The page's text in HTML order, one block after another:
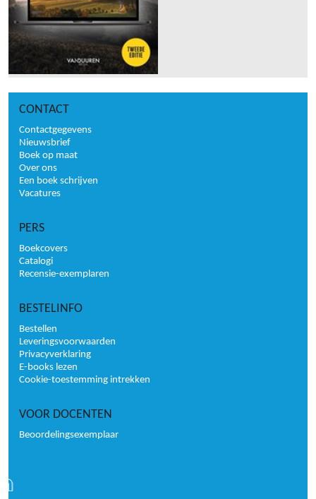
CONTACT
Contactgegevens
Nieuwsbrief
Boek op maat
Over ons
Een boek schrijven
Vacatures
PERS
Boekcovers
Catalogi
Recensie-exemplaren
BESTELINFO
Bestellen
Leveringsvoorwaarden
Privacyverklaring
E-books lezen
Cookie-toestemming intrekken
VOOR DOCENTEN
Beoordelingsexemplaar